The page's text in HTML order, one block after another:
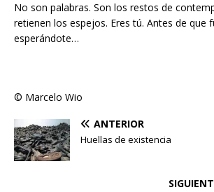
No son palabras. Son los restos de
retienen los espejos. Eres tú. Antes de que
esperándote…
© Marcelo Wio
ANTERIOR
Huellas de existencia